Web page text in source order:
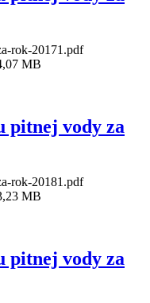
rok-20171.pdf
MB
pitnej vody za
rok-20181.pdf
MB
pitnej vody za